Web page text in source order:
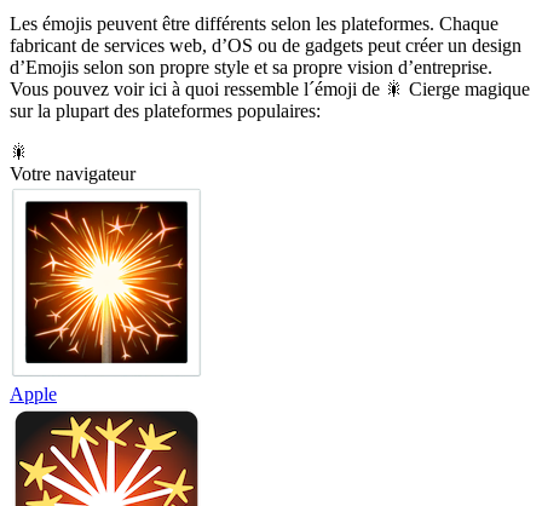
Les émojis peuvent être différents selon les plateformes. Chaque
fabricant de services web, d’OS ou de gadgets peut créer un design
d’Emojis selon son propre style et sa propre vision d’entreprise.
Vous pouvez voir ici à quoi ressemble l´émoji de 🎇 Cierge magique
sur la plupart des plateformes populaires:
🎇
Votre navigateur
Apple